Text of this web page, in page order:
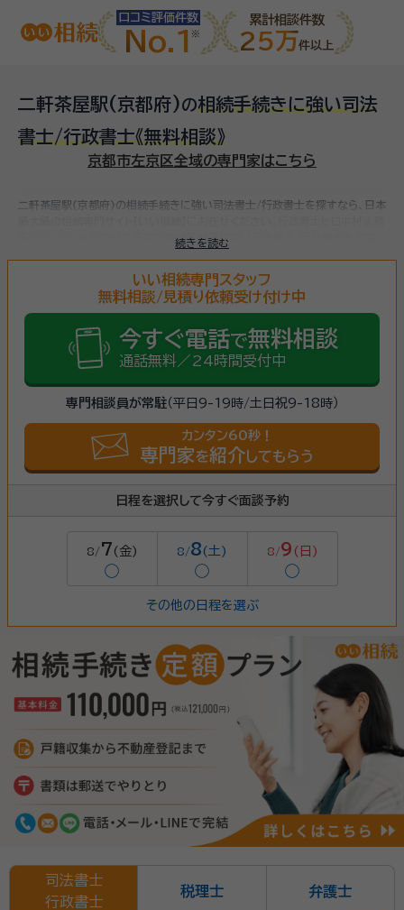
口コミ評価件数
No.1
累計相談件数
25万件以上
二軒茶屋駅(京都府)の相続手続きに強い司法
書士/行政書士《無料相談》
京都市左京区全域の専門家はこちら
続きを読む
二軒茶屋駅(京都府)の相続手続きに強い司法書士/行政書士を探すなら、日本
全国で対応可能な相続手続きに強い司法書士/行政書士をお探し
産の名義変更、相続税の申告・納税（相続財産が基礎控除額を超えていた場合）
など多岐に渡るため、相続手続きに強い専門家に まずは相談
いい相続専門スタッフ
無料相談/見積り依頼受け付け中
今すぐ電話で無料相談
通話無料／24時間受付中
専門相談員が常駐（平日9-19時/土日祝9-18時）
カンタン60秒！
専門家を紹介 してもらう
日程を選択して今すぐ面談予約
8/7 (金)
◯
8/8(土)
◯
8/9 (日)
◯
その他の日程を選ぶ
司法書士
行政書士
税理士 弁護士